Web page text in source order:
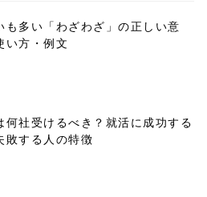
も多い「わざわざ」の正しい意
い方・例文
何社受けるべき？就活に成功する
敗する人の特徴